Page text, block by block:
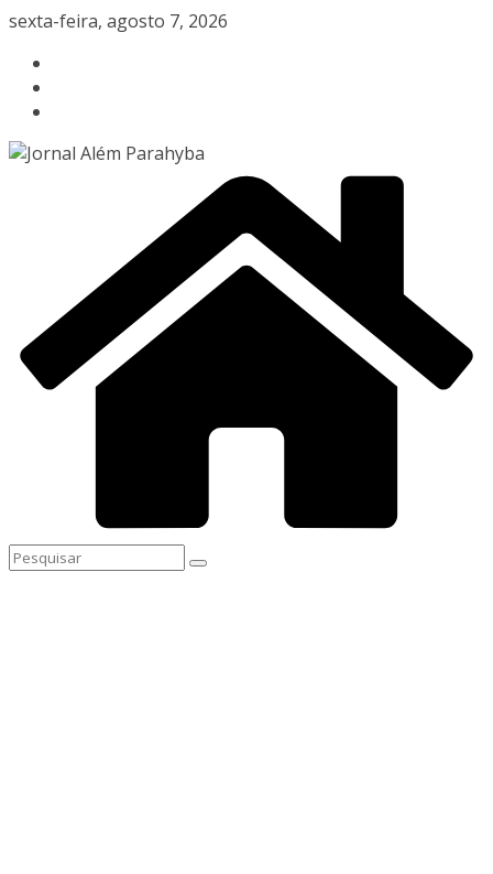
Pular
conteúdo
sexta-feira, agosto 7, 2026